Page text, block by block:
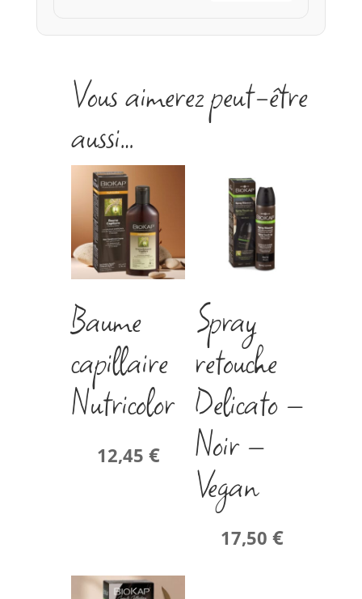
Vous aimerez peut-être
aussi…
Baume
capillaire
Nutricolor
12,45 €
Spray
retouche
Delicato –
Noir –
Vegan
17,50 €